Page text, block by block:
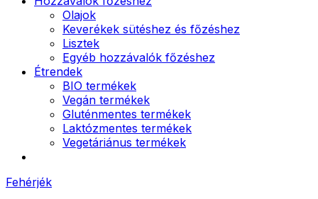
Olajok
Keverékek sütéshez és főzéshez
Lisztek
Egyéb hozzávalók főzéshez
Étrendek
BIO termékek
Vegán termékek
Gluténmentes termékek
Laktózmentes termékek
Vegetáriánus termékek
Fehérjék